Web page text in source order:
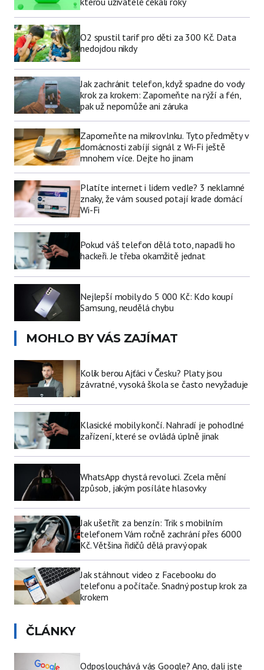
O2 spustil tarif pro děti za 300 Kč. Data
nedojdou nikdy
Jak zachránit telefon, když spadne do vody
krok za krokem: Zapomeňte na rýží a fén,
pak už nepomůže ani záruka
Zapomeňte na mikrovlnku. Tyto předměty v
domácnosti zabíjí signál z Wi-Fi ještě
mnohem více. Dejte ho jinam
Platíte internet i lidem vedle? 3 neklamné
znaky, že vám soused potají krade domácí
Wi-Fi
Pokud váš telefon dělá toto, napadli ho
hackeři. Je třeba okamžitě jednat
Nejlepší mobily do 5 000 Kč: Kdo koupí
Samsung, neudělá chybu
MOHLO BY VÁS ZAJÍMAT
Kolik berou Ajťáci v Česku? Platy jsou
závratné, vysoká škola se často nevyžaduje
Klasické mobily končí. Nahradí je pohodlné
zařízení, které se ovládá úplně jinak
WhatsApp chystá revoluci. Zcela mění
způsob, jakým posíláte hlasovky
Jak ušetřit za benzín: Trik s mobilním
telefonem Vám ročně zachrání přes 6000
Kč. Většina řidičů dělá pravý opak
Jak stáhnout video z Facebooku do
telefonu a počítače. Snadný postup krok za
krokem
ČLÁNKY
Odposlouchává vás Google? Ano, dali jste